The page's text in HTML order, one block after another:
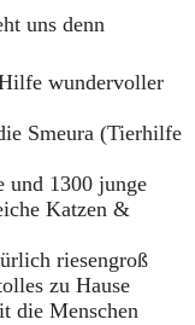
uns denn
wundervoller
Smeura (Tierhilfe
und 1300 junge
Katzen &
riesengroß
zu Hause
die Menschen